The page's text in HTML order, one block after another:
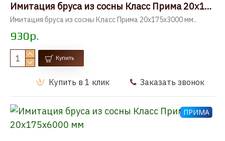
Имитация бруса из сосны Класс Прима 20x175x3000 мм
Имитация бруса из сосны Класс Прима 20x175x3000 мм..
930р.
Купить
Купить в 1 клик Заказать звонок
ПРИМА